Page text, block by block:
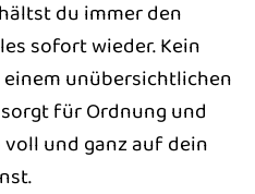
du immer den
sofort wieder. Kein
unübersichtlichen
für Ordnung und
und ganz auf dein